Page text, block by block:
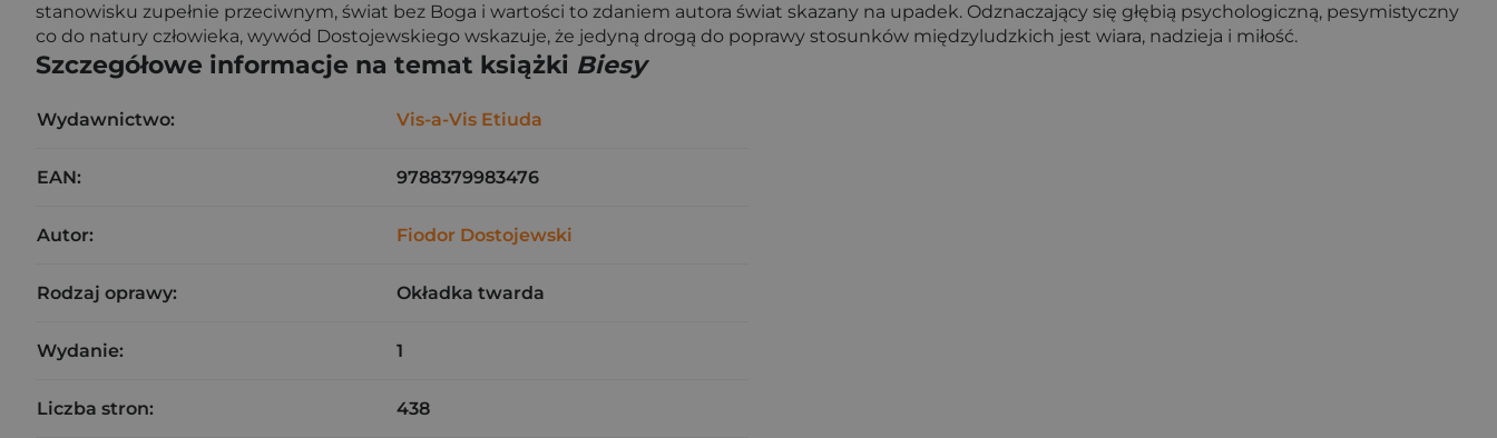
stanowisku zupełnie przeciwnym, świat bez Boga i wartości to zdaniem autora świat skazany na upadek. Odznaczający się głębią psychologiczną, pesymistyczny
co do natury człowieka, wywód Dostojewskiego wskazuje, że jedyną drogą do poprawy stosunków międzyludzkich jest wiara, nadzieja i miłość.
Szczegółowe informacje na temat książki Biesy
Wydawnictwo: Vis-a-Vis Etiuda
EAN: 9788379983476
Autor: Fiodor Dostojewski
Rodzaj oprawy: Okładka twarda
Wydanie: 1
Liczba stron: 438